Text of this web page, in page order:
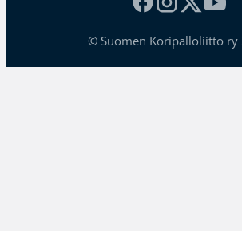
© Suomen Koripalloliitto ry